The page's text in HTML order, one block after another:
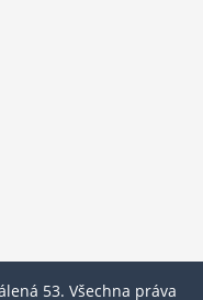
53. Všechna práva